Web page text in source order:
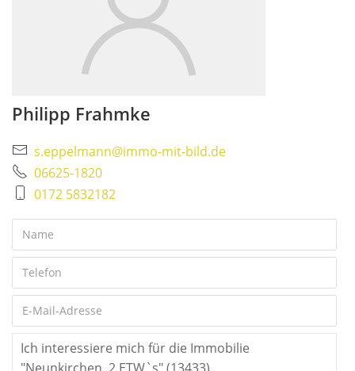
Philipp Frahmke
s.eppelmann@immo-mit-bild.de
06625-1820
0172 5832182